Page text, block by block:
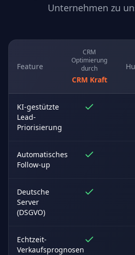
Unternehmen zu
Feature
CRM
Optimierung
durch
CRM Kraft
KI-gestützte
Lead-
Priorisierung
Automatisches
Follow-up
Deutsche
Server
(DSGVO)
Echtzeit-
Verkaufsprognosen